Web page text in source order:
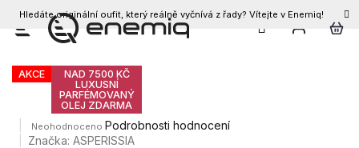
Přejít
Hledáte originální oufit, který reálně vyčnívá z řady? Vítejte v Enemiq!
CZK
Dámský kabát ANAIS
AKCE
NAD 7500 KČ
LUXUSNÍ
PARFÉMOVANÝ
OLEJ ZDARMA
Průměrné
hodnocení
Neohodnoceno Podrobnosti hodnocení
Značka:ASPERISSIA